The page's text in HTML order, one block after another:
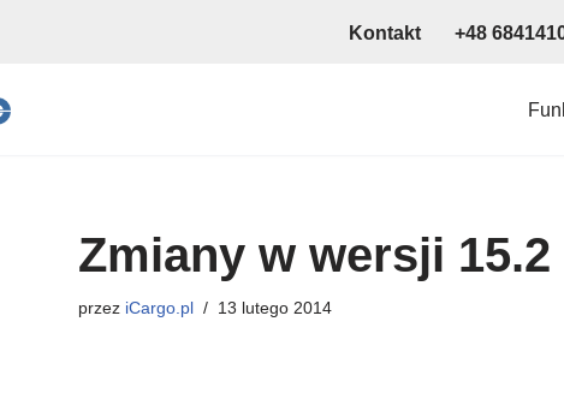
Kontakt +48
Zmiany w wersji 15.2
przez iCargo.pl 13 lutego 2014